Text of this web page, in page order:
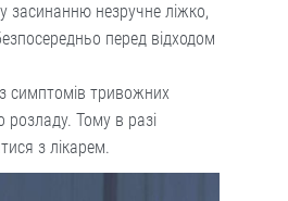
засинанню незручне ліжко,
перед відходом
симптомів тривожних
розладу. Тому в разі
з лікарем.